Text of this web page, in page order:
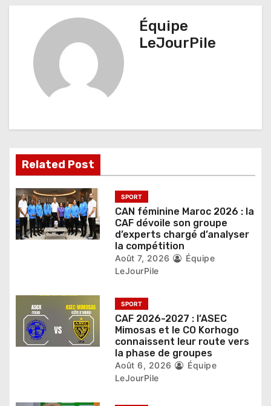
d
e
l
’
a
i
c
l
Équipe
LeJourPile
Related Post
SPORT
CAN féminine Maroc 2026 : la
CAF dévoile son groupe
d’experts chargé d’analyser
la compétition
Août 7, 2026
Équipe
LeJourPile
SPORT
CAF 2026-2027 : l’ASEC
Mimosas et le CO Korhogo
connaissent leur route vers
la phase de groupes
Août 6, 2026
Équipe
LeJourPile